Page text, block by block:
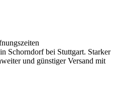
Schorndorf bei Stuttgart. Starker
und günstiger Versand mit